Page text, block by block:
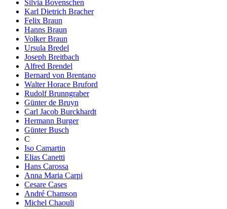
Silvia Bovenschen
Karl Dietrich Bracher
Felix Braun
Hanns Braun
Volker Braun
Ursula Bredel
Joseph Breitbach
Alfred Brendel
Bernard von Brentano
Walter Horace Bruford
Rudolf Brunngraber
Günter de Bruyn
Carl Jacob Burckhardt
Hermann Burger
Günter Busch
C
Iso Camartin
Elias Canetti
Hans Carossa
Anna Maria Carpi
Cesare Cases
André Chamson
Michel Chaouli